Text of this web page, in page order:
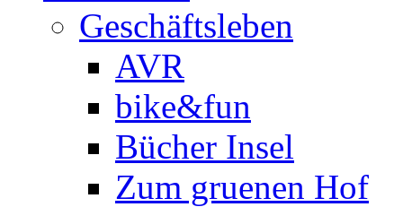
Geschäftsleben
AVR
bike&fun
Bücher Insel
Zum gruenen Hof